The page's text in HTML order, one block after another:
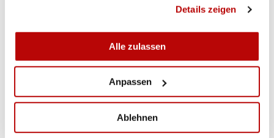
Details zeigen
Alle zulassen
Anpassen
Ablehnen
Detaillierte Resultate und Rangliste siehe